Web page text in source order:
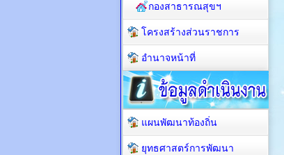
กองสาธารณสุขฯ
โครงสร้างส่วนราชการ
อำนาจหน้าที่
แผนพัฒนาท้องถิ่น
ยุทธศาสตร์การพัฒนา